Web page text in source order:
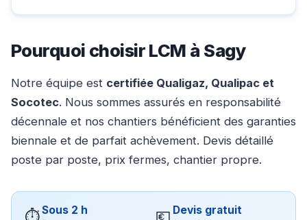
Pourquoi choisir LCM à Sagy
Notre équipe est certifiée Qualigaz, Qualipac et
Socotec. Nous sommes assurés en responsabilité
décennale et nos chantiers bénéficient des garanties
biennale et de parfait achèvement. Devis détaillé
poste par poste, prix fermes, chantier propre.
⏱Sous 2 h 💶 Devis gratuit